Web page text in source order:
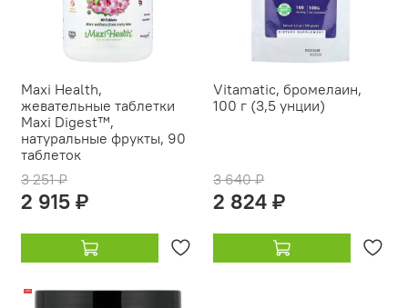
Maxi Health,
жевательные таблетки
Maxi Digest™,
натуральные фрукты, 90
таблеток
3 251 ₽
2 915 ₽
Vitamatic, бромелаин,
100 г (3,5 унции)
3 640 ₽
2 824 ₽
-19%